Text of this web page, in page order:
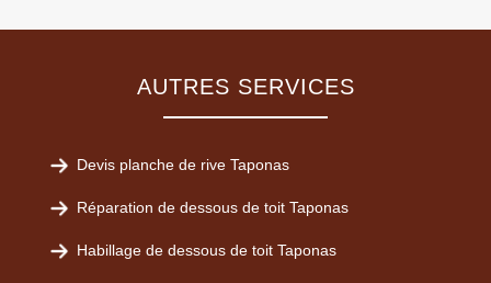
AUTRES SERVICES
Devis planche de rive Taponas
Réparation de dessous de toit Taponas
Habillage de dessous de toit Taponas